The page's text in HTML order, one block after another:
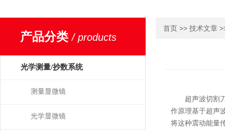
产品分类/ products
光学测量/抄数系统
测量显微镜
光学显微镜
首页 >> 技术文章
超声波切割刀
作原理基于超声
将这种震动能量